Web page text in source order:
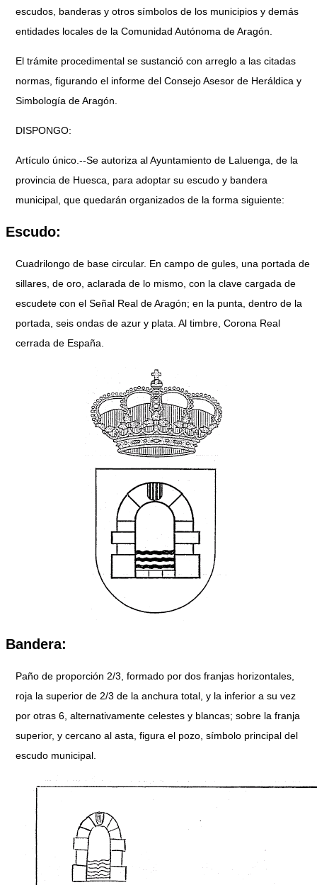
escudos, banderas y otros símbolos de los municipios y demás
entidades locales de la Comunidad Autónoma de Aragón.
El trámite procedimental se sustanció con arreglo a las citadas
normas, figurando el informe del Consejo Asesor de Heráldica y
Simbología de Aragón.
DISPONGO:
Artículo único.--Se autoriza al Ayuntamiento de Laluenga, de la
provincia de Huesca, para adoptar su escudo y bandera
municipal, que quedarán organizados de la forma siguiente:
Escudo:
Cuadrilongo de base circular. En campo de gules, una portada de
sillares, de oro, aclarada de lo mismo, con la clave cargada de
escudete con el Señal Real de Aragón; en la punta, dentro de la
portada, seis ondas de azur y plata. Al timbre, Corona Real
cerrada de España.
Bandera:
Paño de proporción 2/3, formado por dos franjas horizontales,
roja la superior de 2/3 de la anchura total, y la inferior a su vez
por otras 6, alternativamente celestes y blancas; sobre la franja
superior, y cercano al asta, figura el pozo, símbolo principal del
escudo municipal.